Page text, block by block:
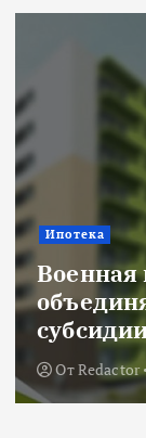
Ипотека
Военная
ОтRedactor